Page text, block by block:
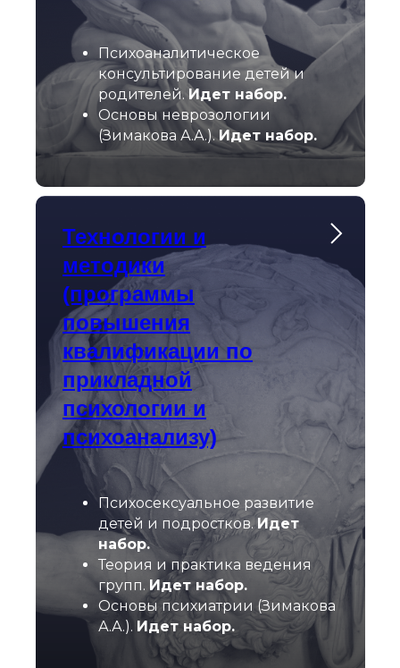
Психоаналитическое
консультирование детей и
родителей. Идет набор.
Основы неврозологии
(Зимакова А.А.). Идет набор.
Технологии и
методики
(программы
повышения
квалификации по
прикладной
психологии и
психоанализу)
Психосексуальное развитие
детей и подростков.Идет
набор.
Теория и практика ведения
групп. Идет набор.
Основы психиатрии (Зимакова
А.А.). Идет набор.